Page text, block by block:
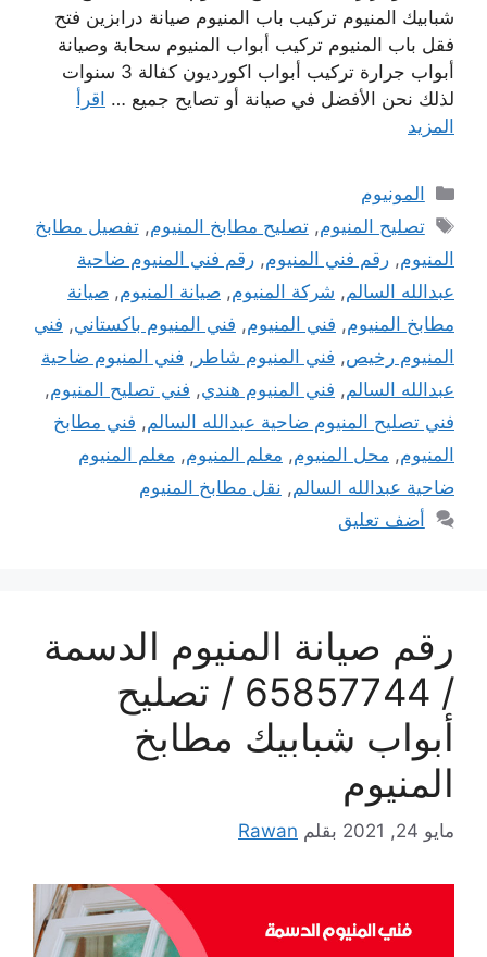
شبابيك المنيوم تركيب باب المنيوم صيانة درابزين فتح
فقل باب المنيوم تركيب أبواب المنيوم سحابة وصيانة
أبواب جرارة تركيب أبواب اكورديون كفالة 3 سنوات
لذلك نحن الأفضل في صيانة أو تصايح جميع … اقرأ
المزيد
التصنيفات
المونيوم
الوسوم
تصليح المنيوم,تصليح مطابخ المنيوم,تفصيل مطابخ
المنيوم, رقم فني المنيوم, رقم فني المنيوم ضاحية
عبدالله السالم, شركة المنيوم, صيانة المنيوم, صيانة
مطابخ المنيوم, فني المنيوم, فني المنيوم باكستاني, فني
المنيوم رخيص, فني المنيوم شاطر , فني المنيوم ضاحية
عبدالله السالم, فني المنيوم هندي, فني تصليح المنيوم,
فني تصليح المنيوم ضاحية عبدالله السالم, فني مطابخ
المنيوم, محل المنيوم, معلم المنيوم, معلم المنيوم
ضاحية عبدالله السالم, نقل مطابخ المنيوم
أضف تعليق
رقم صيانة المنيوم الدسمة
/ 65857744 / تصليح
أبواب شبابيك مطابخ
المنيوم
مايو 24, 2021 بقلم Rawan